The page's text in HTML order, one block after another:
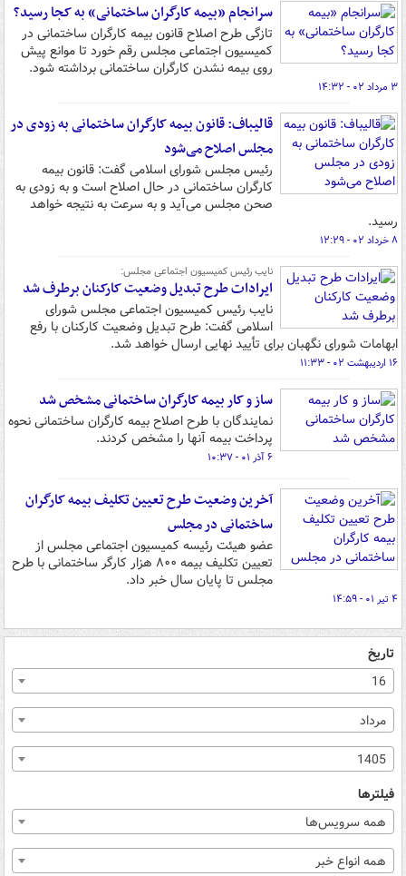
سرانجام «بیمه کارگران ساختمانی» به کجا رسید؟
تازگی طرح اصلاح قانون بیمه کارگران ساختمانی در
کمیسیون اجتماعی مجلس رقم خورد تا موانع پیش
روی بیمه نشدن کارگران ساختمانی برداشته شود.
۳ مرداد ۰۲ - ۱۴:۳۲
قالیباف: قانون بیمه کارگران ساختمانی به زودی در
مجلس اصلاح می‌شود
رئیس مجلس شورای اسلامی گفت: قانون بیمه
کارگران ساختمانی در حال اصلاح است و به زودی به
صحن مجلس می‌آید و به سرعت به نتیجه خواهد
رسید.
۸ خرداد ۰۲ - ۱۲:۲۹
نایب رئیس کمیسیون اجتماعی مجلس:
ایرادات طرح تبدیل وضعیت کارکنان برطرف شد
نایب رئیس کمیسیون اجتماعی مجلس شورای
اسلامی گفت: طرح تبدیل وضعیت کارکنان با رفع
ابهامات شورای نگهبان برای تأیید نهایی ارسال خواهد شد.
۱۶ اردیبهشت ۰۲ - ۱۱:۳۳
ساز و کار بیمه کارگران ساختمانی مشخص شد
نمایندگان با طرح اصلاح بیمه کارگران ساختمانی نحوه
پرداخت بیمه آنها را مشخص کردند.
۶ آذر ۰۱ - ۱۰:۳۷
آخرین وضعیت طرح تعیین تکلیف بیمه کارگران
ساختمانی در مجلس
عضو هیئت رئیسه کمیسیون اجتماعی مجلس از
تعیین تکلیف بیمه ۸۰۰ هزار کارگر ساختمانی با طرح
مجلس تا پایان سال خبر داد.
۴ تیر ۰۱ - ۱۴:۵۹
تاریخ
16
مرداد
1405
فیلترها
همه سرویس‌ها
همه انواع خبر